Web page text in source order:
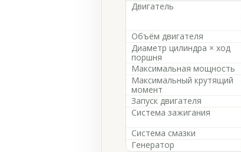
Двигатель
Объём двигателя
Диаметр цилиндра × ход
поршня
Максимальная мощность
Максимальный крутящий
момент
Запуск двигателя
Система зажигания
Система смазки
Генератор